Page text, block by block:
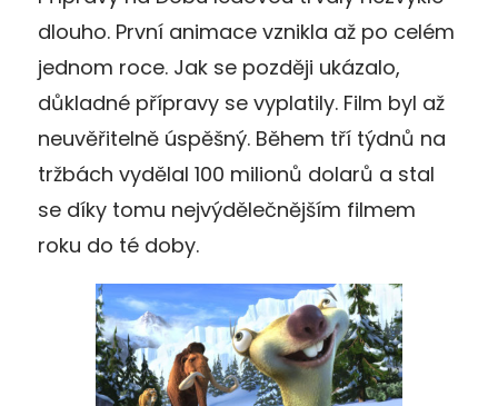
dlouho. První animace vznikla až po celém
jednom roce. Jak se později ukázalo,
důkladné přípravy se vyplatily. Film byl až
neuvěřitelně úspěšný. Během tří týdnů na
tržbách vydělal 100 milionů dolarů a stal
se díky tomu nejvýdělečnějším filmem
roku do té doby.